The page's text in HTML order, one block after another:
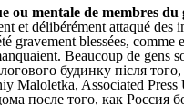
ou mentale de membres du
et délibérément attaqué
gravement blessées,
Beaucoup de gens